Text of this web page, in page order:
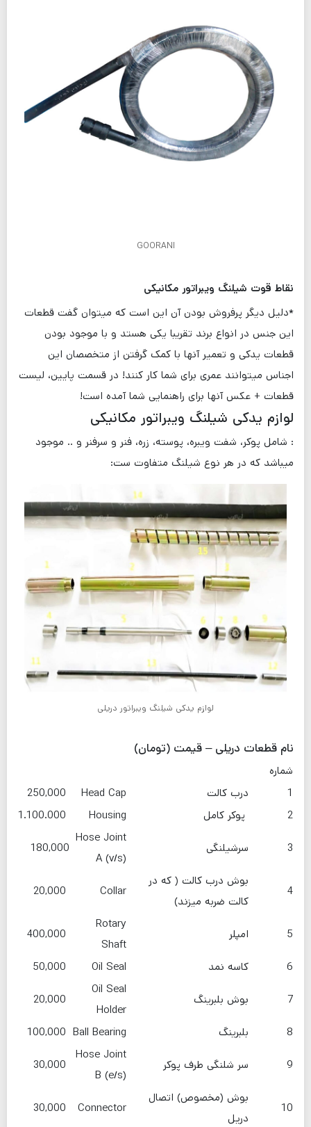
GOORANI
نقاط قوت شیلنگ ویبراتور مکانیکی
*دلیل دیگر پرفروش بودن آن این است که میتوان گفت قطعات
این جنس در انواع برند تقریبا یکی هستد و با موجود بودن
قطعات یدکی و تعمیر آنها با کمک گرفتن از متخصصان این
اجناس میتوانند عمری برای شما کار کنند! در قسمت پایین، لیست
قطعات + عکس آنها برای راهنمایی شما آمده است!
لوازم یدکی شیلنگ ویبراتور مکانیکی
: شامل پوکر، شفت ویبره، پوسته، زره، فنر و سرفنر و .. موجود
میباشد که در هر نوع شیلنگ متفاوت ست:
لوازم یدکی شیلنگ ویبراتور دریلی
نام قطعات دریلی – قیمت (تومان)
شماره
1
درب کالت Head Cap
2
پوکر کامل Housing
3 سرشیلنگی
Hose Joint
A (v/s)
180,000
4
بوش درب کالت ( که در
کالت ضربه میزند)
Collar
5 امپلر
Rotary
Shaft
6 کاسه نمد Oil Seal
7 بوش بلبرینگ
Oil Seal
Holder
8 بلبرینگ Ball Bearing
9 سر شلنگی طرف پوکر
Hose Joint
B (e/s)
10
بوش (مخصوص) اتصال
دریل
Connector